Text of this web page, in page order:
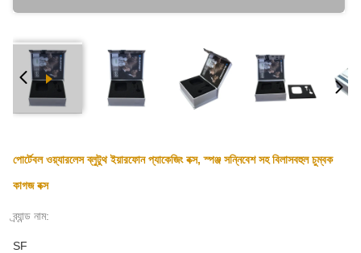
পোর্টেবল ওয়্যারলেস ব্লুটুথ ইয়ারফোন প্যাকেজিং বক্স, স্পঞ্জ সন্নিবেশ সহ বিলাসবহুল চুম্বক
কাগজ বক্স
ব্র্যান্ড নাম:
SF